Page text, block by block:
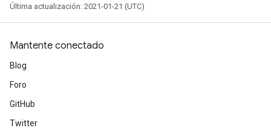
Última actualización: 2021-01-21 (UTC)
Mantente conectado
Blog
Foro
GitHub
Twitter